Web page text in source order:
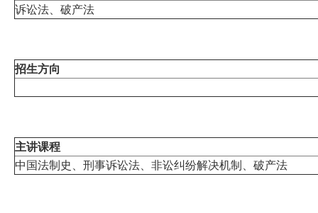
诉讼法、破产法
招生方向
主讲课程
中国法制史、刑事诉讼法、非讼纠纷解决机制、破产法